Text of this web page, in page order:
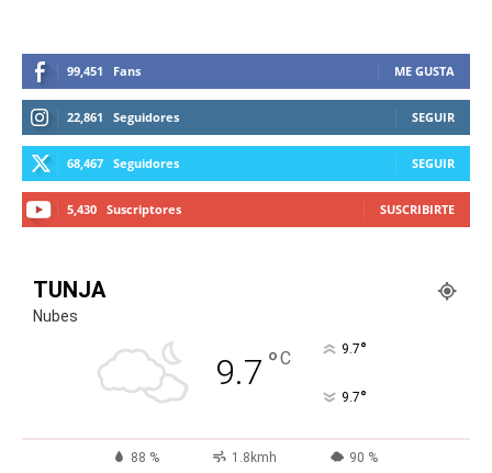
99,451 Fans ME GUSTA
22,861 Seguidores SEGUIR
68,467 Seguidores SEGUIR
5,430 Suscriptores SUSCRIBIRTE
TUNJA
Nubes
9.7 °C 9.7°
9.7°
88 % 1.8kmh 90 %